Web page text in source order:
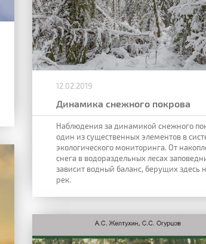
12.02.2019
Динамика снежного покрова
Наблюдения за динамикой снежного
один из существенных элементов в
экологического мониторинга. От
снега в водораздельных лесах
зависит водный баланс, берущих здесь
рек.